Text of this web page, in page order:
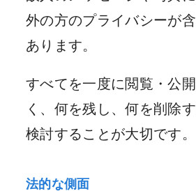
外の方のプライバシーが
あります。
すべてを一度に閲覧・公
く、何を残し、何を削除
検討することが大切です。
法的な側面